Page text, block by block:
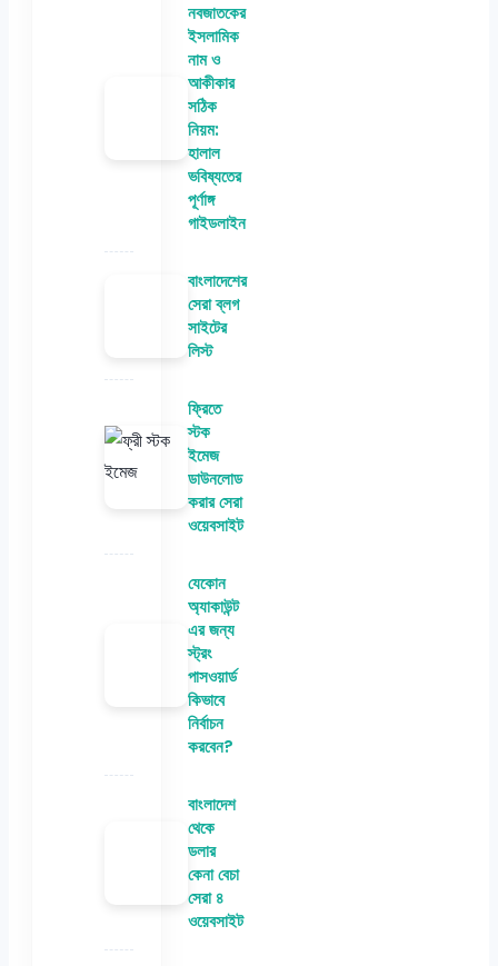
নবজাতকের
ইসলামিক
নাম ও
আকীকার
সঠিক
নিয়ম:
হালাল
ভবিষ্যতের
পূর্ণাঙ্গ
গাইডলাইন
বাংলাদেশের
সেরা ব্লগ
সাইটের
লিস্ট
ফ্রিতে
স্টক
ইমেজ
ডাউনলোড
করার সেরা
ওয়েবসাইট
যেকোন
অ্যাকাউন্ট
এর জন্য
স্ট্রং
পাসওয়ার্ড
কিভাবে
নির্বাচন
করবেন?
বাংলাদেশ
থেকে
ডলার
কেনা বেচা
সেরা ৪
ওয়েবসাইট